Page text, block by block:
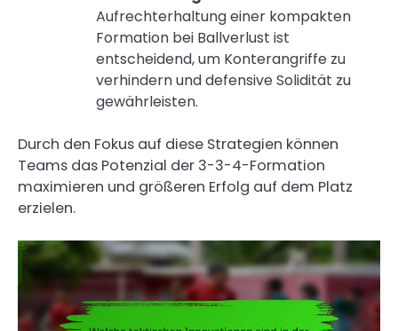
Aufrechterhaltung einer kompakten
Formation bei Ballverlust ist
entscheidend, um Konterangriffe zu
verhindern und defensive Solidität zu
gewährleisten.
Durch den Fokus auf diese Strategien können
Teams das Potenzial der 3-3-4-Formation
maximieren und größeren Erfolg auf dem Platz
erzielen.